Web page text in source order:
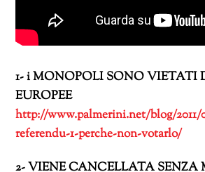
1- i MONOPOLI SONO VIETATI
EUROPEE
http://www.palmerini.net/blog/
referendu-1-perche-non-votarlo/
2- VIENE CANCELLATA